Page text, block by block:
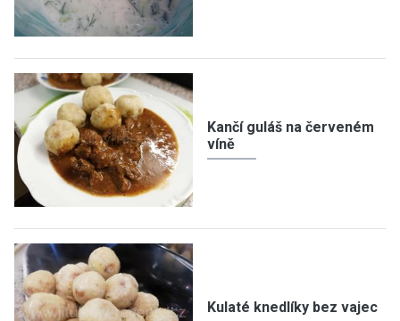
Kančí guláš na červeném
víně
Kulaté knedlíky bez vajec